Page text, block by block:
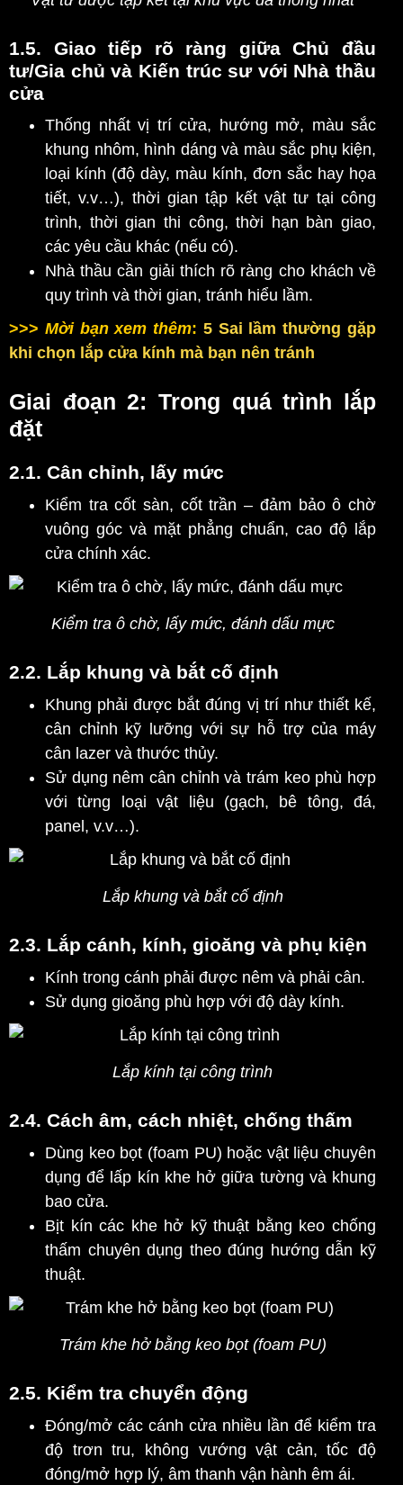
1.5. Giao tiếp rõ ràng giữaChủ đầu
tư/Gia chủ và Kiến trúc sư với Nhà thầu
cửa
Thống nhất vị trí cửa, hướng mở, màu sắc
khung nhôm, hình dáng và màu sắc phụ kiện,
loại kính (độ dày, màu kính, đơn sắc hay họa
tiết, v.v…), thời gian tập kết vật tư tại công
trình, thời gian thi công, thời hạn bàn giao,
các yêu cầu khác (nếu có).
Nhà thầu cần giải thích rõ ràng cho khách về
quy trình và thời gian, tránh hiểu lầm.
>>> Mời bạn xem thêm: 5 Sai lầm thường gặp
khi chọn lắp cửa kính mà bạn nên tránh
Giai đoạn 2: Trong quá trình lắp
đặt
2.1. Cân chỉnh, lấy mức
Kiểm tra cốt sàn, cốt trần – đảm bảo ô chờ
vuông góc và mặt phẳng chuẩn, cao độ lắp
cửa chính xác.
Kiểm tra ô chờ, lấy mức, đánh dấu mực
2.2. Lắp khung và bắt cố định
Khung phải được bắt đúng vị trí như thiết kế,
cân chỉnh kỹ lưỡng với sự hỗ trợ của máy
cân lazer và thước thủy.
Sử dụng nêm cân chỉnh và trám keo phù hợp
với từng loại vật liệu (gạch, bê tông, đá,
panel, v.v…).
Lắp khung và bắt cố định
2.3. Lắp cánh, kính, gioăng và phụ kiện
Kính trong cánh phải được nêm và phải cân.
Sử dụng gioăng phù hợp với độ dày kính.
Lắp kính tại công trình
2.4. Cách âm, cách nhiệt, chống thấm
Dùng keo bọt (foam PU) hoặc vật liệu chuyên
dụng để lấp kín khe hở giữa tường và khung
bao cửa.
Bịt kín các khe hở kỹ thuật bằng keo chống
thấm chuyên dụng theo đúng hướng dẫn kỹ
thuật.
Trám khe hở bằng keo bọt (foam PU)
2.5. Kiểm tra chuyển động
Đóng/mở các cánh cửa nhiều lần để kiểm tra
độ trơn tru, không vướng vật cản, tốc độ
đóng/mở hợp lý, âm thanh vận hành êm ái.